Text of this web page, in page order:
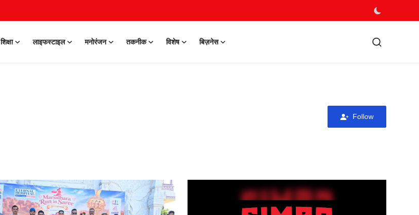
शिक्षा लाइफस्टाइल मनोरंजन तकनीक विशेष बिज़नेस
Follow